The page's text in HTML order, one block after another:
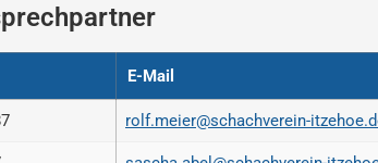
E-Mail
rolf.meier@schachverein-